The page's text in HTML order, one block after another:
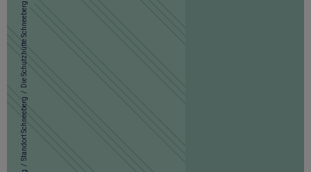
/
Standort Schneeberg
/
Die Schutzhütte Schneeberg